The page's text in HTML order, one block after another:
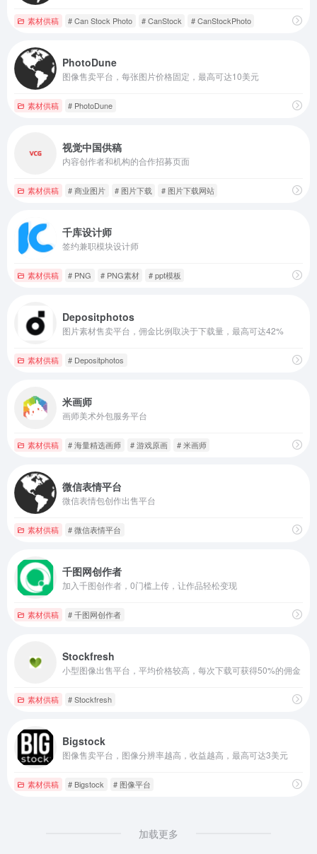
素材供稿 # Can Stock Photo # CanStock # CanStockPhoto
PhotoDune
图像售卖平台，每张图片价格固定，最高可达10美元
素材供稿 # PhotoDune
视觉中国供稿
内容创作者和机构的合作招募页面
素材供稿 # 商业图片 # 图片下载 # 图片下载网站
千库设计师
签约兼职模块设计师
素材供稿 # PNG # PNG素材 # ppt模板
Depositphotos
图片素材售卖平台，佣金比例取决于下载量，最高可达42%
素材供稿 # Depositphotos
米画师
画师美术外包服务平台
素材供稿 # 海量精选画师 # 游戏原画 # 米画师
微信表情平台
微信表情包创作出售平台
素材供稿 # 微信表情平台
千图网创作者
加入千图创作者，0门槛上传，让作品轻松变现
素材供稿 # 千图网创作者
Stockfresh
小型图像出售平台，平均价格较高，每次下载可获得50%的佣金
素材供稿 # Stockfresh
Bigstock
图像售卖平台，图像分辨率越高，收益越高，最高可达3美元
素材供稿 # Bigstock # 图像平台
加载更多